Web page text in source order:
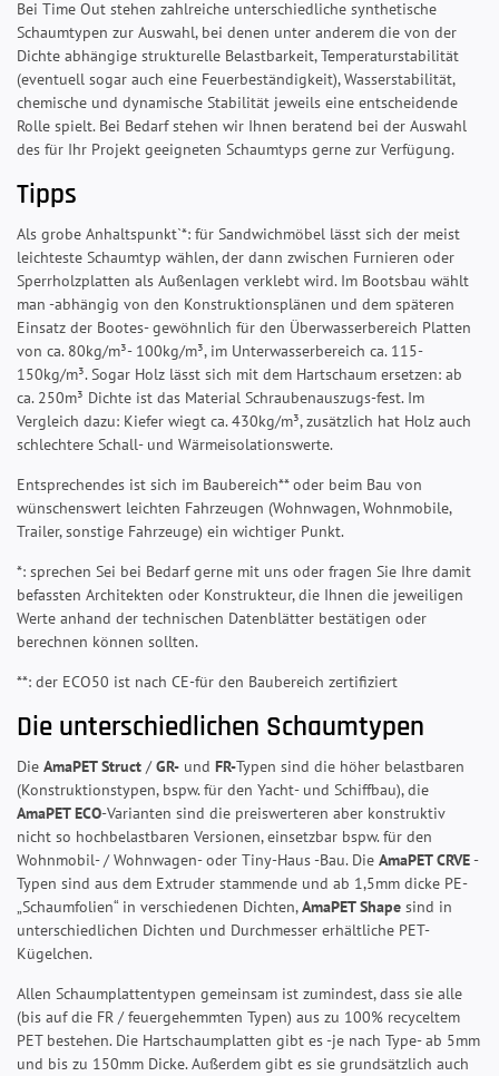
Bei Time Out stehen zahlreiche unterschiedliche synthetische
Schaumtypen zur Auswahl, bei denen unter anderem die von der
Dichte abhängige strukturelle Belastbarkeit, Temperaturstabilität
(eventuell sogar auch eine Feuerbeständigkeit), Wasserstabilität,
chemische und dynamische Stabilität jeweils eine entscheidende
Rolle spielt. Bei Bedarf stehen wir Ihnen beratend bei der Auswahl
des für Ihr Projekt geeigneten Schaumtyps gerne zur Verfügung.
Tipps
Als grobe Anhaltspunkt`*: für Sandwichmöbel lässt sich der meist
leichteste Schaumtyp wählen, der dann zwischen Furnieren oder
Sperrholzplatten als Außenlagen verklebt wird. Im Bootsbau wählt
man -abhängig von den Konstruktionsplänen und dem späteren
Einsatz der Bootes- gewöhnlich für den Überwasserbereich Platten
von ca. 80kg/m³- 100kg/m³, im Unterwasserbereich ca. 115-
150kg/m³. Sogar Holz lässt sich mit dem Hartschaum ersetzen: ab
ca. 250m³ Dichte ist das Material Schraubenauszugs-fest. Im
Vergleich dazu: Kiefer wiegt ca. 430kg/m³, zusätzlich hat Holz auch
schlechtere Schall- und Wärmeisolationswerte.
Entsprechendes ist sich im Baubereich** oder beim Bau von
wünschenswert leichten Fahrzeugen (Wohnwagen, Wohnmobile,
Trailer, sonstige Fahrzeuge) ein wichtiger Punkt.
*: sprechen Sei bei Bedarf gerne mit uns oder fragen Sie Ihre damit
befassten Architekten oder Konstrukteur, die Ihnen die jeweiligen
Werte anhand der technischen Datenblätter bestätigen oder
berechnen können sollten.
**: der ECO50 ist nach CE-für den Baubereich zertifiziert
Die unterschiedlichen Schaumtypen
Die AmaPET Struct /GR- und FR-Typen sind die höher belastbaren
(Konstruktionstypen, bspw. für den Yacht- und Schiffbau), die
AmaPET ECO-Varianten sind die preiswerteren aber konstruktiv
nicht so hochbelastbaren Versionen, einsetzbar bspw. für den
Wohnmobil- / Wohnwagen- oder Tiny-Haus -Bau. Die AmaPET CRVE-
Typen sind aus dem Extruder stammende und ab 1,5mm dicke PE-
„Schaumfolien“ in verschiedenen Dichten,AmaPET Shape sind in
unterschiedlichen Dichten und Durchmesser erhältliche PET-
Kügelchen.
Allen Schaumplattentypen gemeinsam ist zumindest, dass sie alle
(bis auf die FR / feuergehemmten Typen) aus zu 100% recyceltem
PET bestehen. Die Hartschaumplatten gibt es -je nach Type- ab 5mm
und bis zu 150mm Dicke. Außerdem gibt es sie grundsätzlich auch